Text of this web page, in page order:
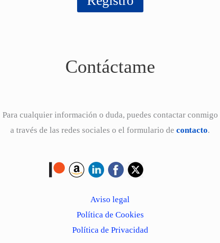
Contáctame
Para cualquier información o duda, puedes contactar conmigo
a través de las redes sociales o el formulario de contacto.
Aviso legal
Política de Cookies
Política de Privacidad